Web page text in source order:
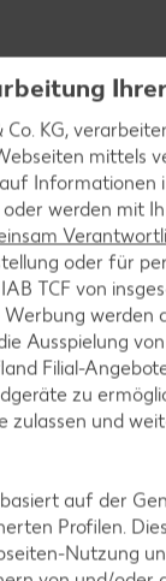
zu einem
KG,
mittels
Informationen
werden mit
oder für
TCF von
werden
Ausspielung
Filial-
zu
zulassen und
auf der
Profilen.
Nutzung